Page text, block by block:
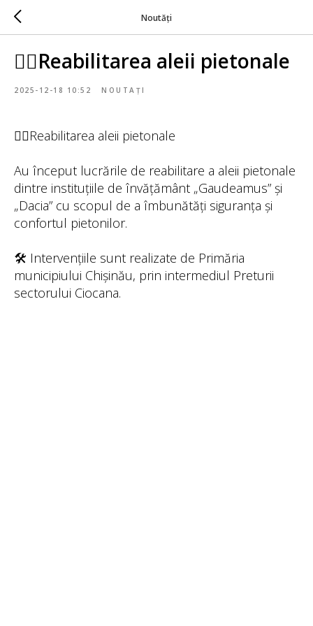
Noutăți
🚶‍♂‍Reabilitarea aleii pietonale
2025-12-18 10:52 NOUTAȚI
🚶‍♂️Reabilitarea aleii pietonale
Au început lucrările de reabilitare a aleii pietonale
dintre instituțiile de învățământ „Gaudeamus” și
„Dacia” cu scopul de a îmbunătăți siguranța și
confortul pietonilor.
🛠️ Intervențiile sunt realizate de Primăria
municipiului Chișinău, prin intermediul Preturii
sectorului Ciocana.